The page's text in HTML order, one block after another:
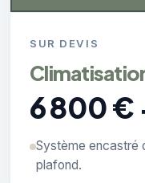
SUR DEVIS
6 800 €
Système encastré
plafond.